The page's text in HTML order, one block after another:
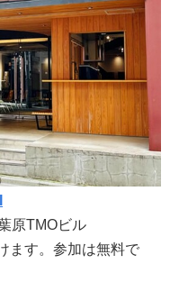
原TMOビル
ます。参加は無料で